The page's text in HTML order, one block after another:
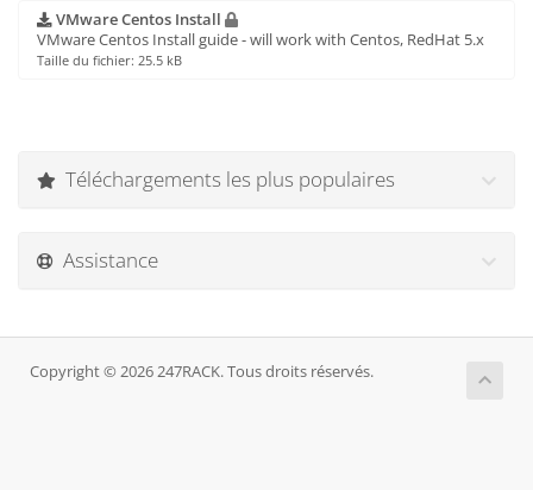
VMware Centos Install
VMware Centos Install guide - will work with Centos, RedHat 5.x
Taille du fichier: 25.5 kB
Téléchargements les plus populaires
Assistance
Copyright © 2026 247RACK. Tous droits réservés.